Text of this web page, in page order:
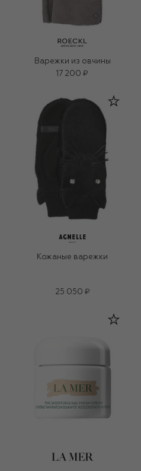
Варежки из овчины
17 200 ₽
Кожаные варежки
25 050 ₽